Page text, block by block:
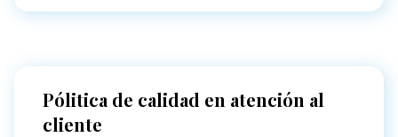
Pólitica de calidad en atención al
cliente